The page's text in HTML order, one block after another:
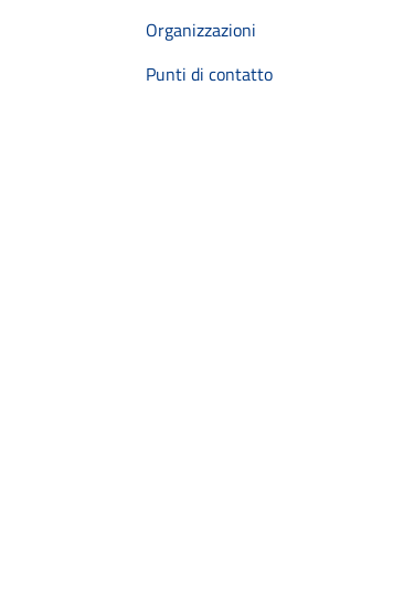
Organizzazioni
Punti di contatto